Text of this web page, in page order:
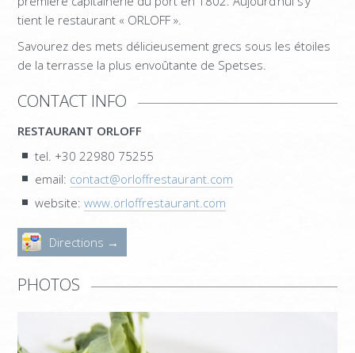
MAISONNETTE SUPÉRIEURE – 3 BEDROOM
SUITE
PHOTOS
SERVICES
RESTAURANT ORLOFF
CATERING & EVENTS
RESTAURANTS ET BARS
tient le restaurant « ORLOFF ».
Savourez des mets délicieusement grecs sous les étoiles
de la terrasse la plus envoûtante de Spetses.
CONTACT INFO
RESTAURANT ORLOFF
tel. +30 22980 75255
email: contact@orloffrestaurant.com
website:www.orloffrestaurant.com
Directions →
PHOTOS